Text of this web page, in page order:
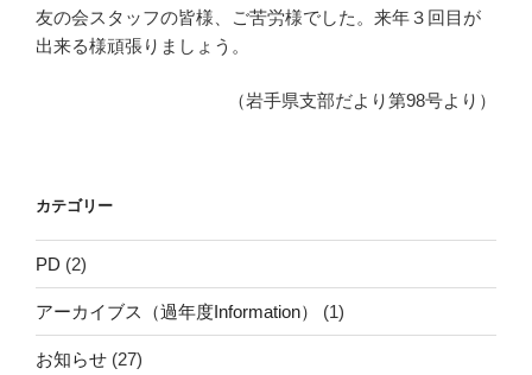
友の会スタッフの皆様、ご苦労様でした。来年３回目が
出来る様頑張りましょう。
（岩手県支部だより第98号より）
カテゴリー
PD (2)
アーカイブス（過年度Information） (1)
お知らせ (27)